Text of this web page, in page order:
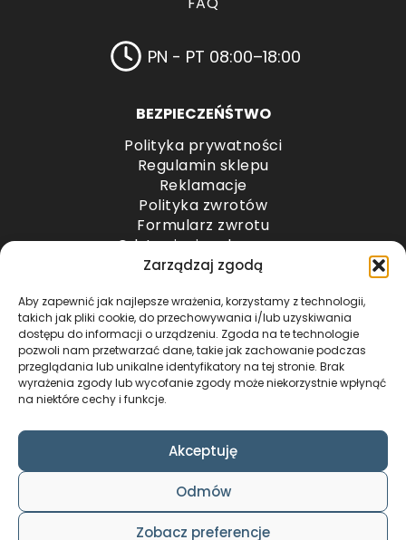
Zarządzaj zgodą
Aby zapewnić jak najlepsze wrażenia, korzystamy z technologii,
takich jak pliki cookie, do przechowywania i/lub uzyskiwania
dostępu do informacji o urządzeniu. Zgoda na te technologie
pozwoli nam przetwarzać dane, takie jak zachowanie podczas
przeglądania lub unikalne identyfikatory na tej stronie. Brak
wyrażenia zgody lub wycofanie zgody może niekorzystnie wpłynąć
na niektóre cechy i funkcje.
Akceptuję
Odmów
Zobacz preferencje
PN - PT 08:00–18:00
BEZPIECZEŃŚTWO
Polityka prywatności
Regulamin sklepu
Reklamacje
Polityka zwrotów
Formularz zwrotu
Odstąpienie od umowy
Odstąpienie od umowy – przesyłki paletowe
METODY PŁATNOŚCI
COPYRIGHT © 2024 by ADWENTO ŁUKASZ
WIECZOREK / ALL RIGHTS RESERVED
DESIGN & CODE BY
FOXSTUDIO